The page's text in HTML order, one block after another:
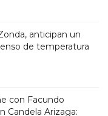
anticipan un
de temperatura
con Facundo
Candela Arizaga: